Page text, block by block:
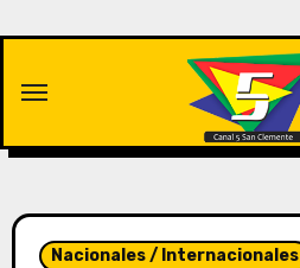
contenido
Nacionales / Internacionales